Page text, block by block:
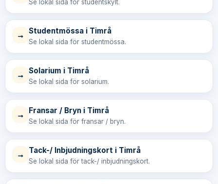
Se lokal sida för studentskylt.
→ Studentmössa i Timrå
Se lokal sida för studentmössa.
→ Solarium i Timrå
Se lokal sida för solarium.
→ Fransar / Bryn i Timrå
Se lokal sida för fransar / bryn.
→ Tack-/ Inbjudningskort i Timrå
Se lokal sida för tack-/ inbjudningskort.